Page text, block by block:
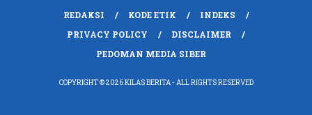
REDAKSI KODE ETIK
INDEKS
PRIVACY POLICY
DISCLAIMER
PEDOMAN MEDIA SIBER
COPYRIGHT © 2026 KILAS BERITA - ALL RIGHTS RESERVED